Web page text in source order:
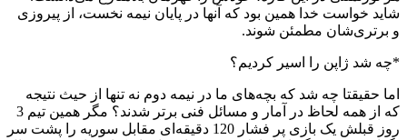
شاید خواست خدا همین بود که آنها در پایان نیمه نخست، از پیروزی
و برتری‌شان مطمئن شوند.
*چه شد ژاپن را اسیر کردیم؟
اما حقیقتا چه شد که بچه‌های ما در نیمه دوم نه تنها از حیث نتیجه
که از همه لحاظ در آمار و مسائل فنی برتر شدند؟ مگر همین تیم 3
روز قبلش یک بازی پر فشار 120 دقیقه‌ای مقابل سوریه را پشت سر